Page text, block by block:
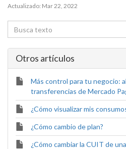
Actualizado: Mar 22, 2022
Otros artí­culos
Más control para tu negocio:
transferencias de Mercado
¿Cómo visualizar mis
¿Cómo cambio de plan?
¿Cómo cambiar la CUIT de